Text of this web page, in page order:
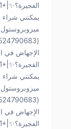
يمكنني شراء
الإجهاض في
يمكنني شراء
الإجهاض في